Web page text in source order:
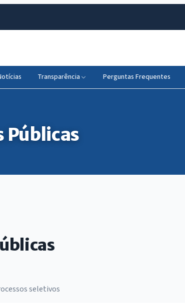
Transparência Perguntas Frequentes
Públicas
seletivos